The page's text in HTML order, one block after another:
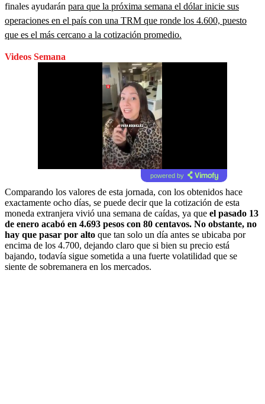
finales ayudarán para que la próxima semana el dólar inicie sus
operaciones en el país con una TRM que ronde los 4.600, puesto
que es el más cercano a la cotización promedio.
Videos Semana
powered by
Comparando los valores de esta jornada, con los obtenidos hace
exactamente ocho días, se puede decir que la cotización de esta
moneda extranjera vivió una semana de caídas, ya que el pasado 13
de enero acabó en 4.693 pesos con 80 centavos. No obstante, no
hay que pasar por alto que tan solo un día antes se ubicaba por
encima de los 4.700, dejando claro que si bien su precio está
bajando, todavía sigue sometida a una fuerte volatilidad que se
siente de sobremanera en los mercados.